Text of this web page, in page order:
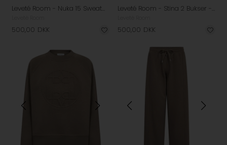
Leveté Room - Nuka 15 Sweatpants - Bordeaux
500,00 DKK
Leveté Room - Stina 2 Bukser - Light Mocca
500,00 DKK